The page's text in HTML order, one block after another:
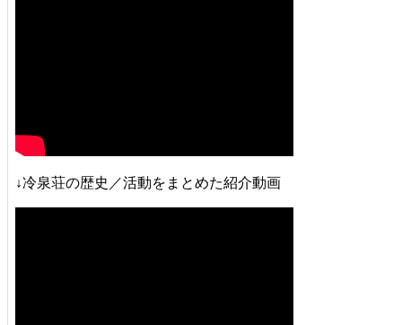
↓冷泉荘の歴史／活動をまとめた紹介動画